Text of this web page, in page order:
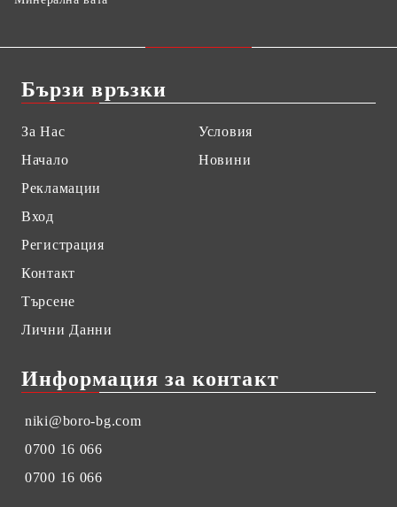
Бързи връзки
За Нас
Начало
Рекламации
Вход
Регистрация
Контакт
Търсене
Лични Данни
Условия
Новини
Информация за контакт
niki@boro-bg.com
0700 16 066
0700 16 066